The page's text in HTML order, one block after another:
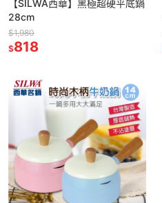
【SILWA西華】黑極超硬平底鍋
28cm
$1,980
$818